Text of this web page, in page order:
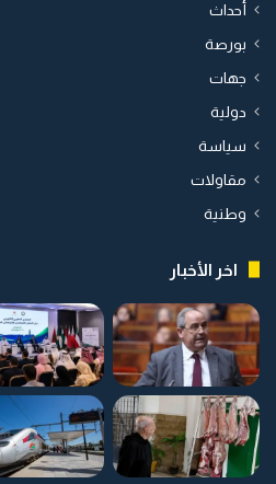
أحداث
بورصة
جهات
دولية
سياسة
مقاولات
وطنية
اخر الأخبار